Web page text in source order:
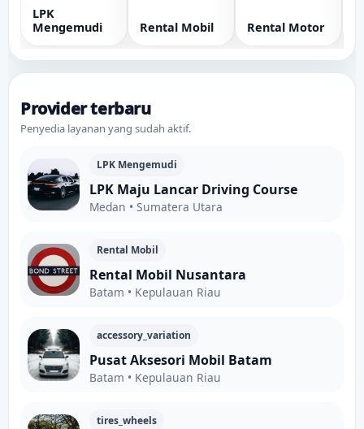
LPK
Mengemudi
Rental Mobil Rental Motor
Provider terbaru
Penyedia layanan yang sudah aktif.
LPK Mengemudi
LPK Maju Lancar Driving Course
Medan • Sumatera Utara
Rental Mobil
Rental Mobil Nusantara
Batam • Kepulauan Riau
accessory_variation
Pusat Aksesori Mobil Batam
Batam • Kepulauan Riau
tires_wheels